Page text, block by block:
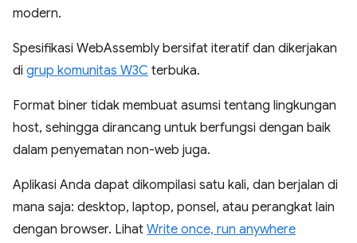
modern.
Spesifikasi WebAssembly bersifat iteratif dan dikerjakan
di grup komunitas W3C terbuka.
Format biner tidak membuat asumsi tentang lingkungan
host, sehingga dirancang untuk berfungsi dengan baik
dalam penyematan non-web juga.
Aplikasi Anda dapat dikompilasi satu kali, dan berjalan di
mana saja: desktop, laptop, ponsel, atau perangkat lain
dengan browser. Lihat Write once, run anywhere